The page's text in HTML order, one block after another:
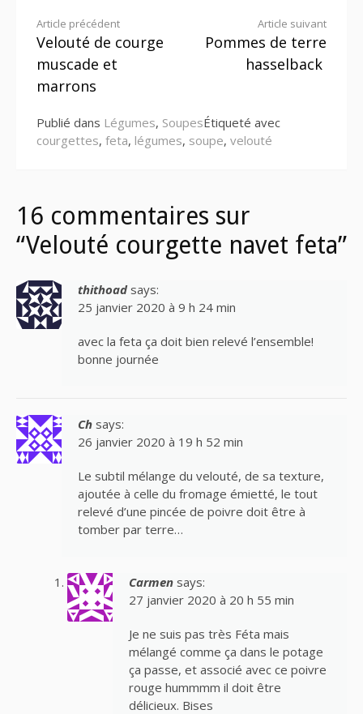
Lire
la
suite
Article précédent
Velouté de courge
muscade et
marrons
Article suivant
Pommes de terre
hasselback
Publié dans Légumes, SoupesÉtiqueté avec
courgettes, feta, légumes, soupe, velouté
16 commentaires sur
“Velouté courgette navet feta”
thithoad says:
25 janvier 2020 à 9 h 24 min
avec la feta ça doit bien relevé l’ensemble!
bonne journée
Ch says:
26 janvier 2020 à 19 h 52 min
Le subtil mélange du velouté, de sa texture,
ajoutée à celle du fromage émietté, le tout
relevé d’une pincée de poivre doit être à
tomber par terre…
Carmen says:
27 janvier 2020 à 20 h 55 min
Je ne suis pas très Féta mais
mélangé comme ça dans le potage
ça passe, et associé avec ce poivre
rouge hummmm il doit être
délicieux. Bises